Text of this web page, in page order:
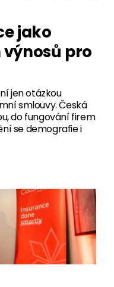
jako
pro
jen otázkou
smlouvy. Česká
do fungování firem
se demografie i